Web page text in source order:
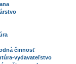
činnosť
vydavateľstvo